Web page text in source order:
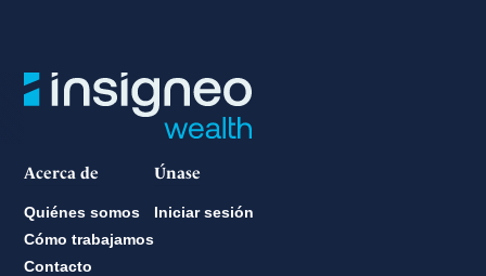
Acerca de
Quiénes somos
Cómo trabajamos
Contacto
Únase
Iniciar sesión